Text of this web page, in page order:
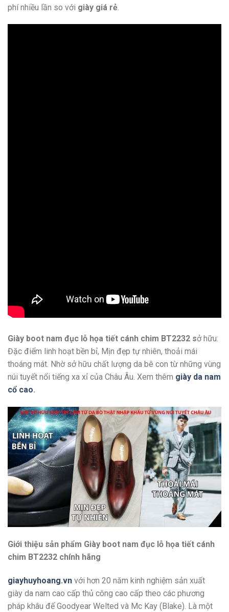
phí nhiều lần so với giày giá rẻ
Giày boot nam đục lỗ họa tiết cánh chim BT2232 sở hữu:
Đặc điểm linh hoạt bền bỉ, Mịn đẹp tự nhiên, thoải mái
thoáng mát. Nhờ sở hữu chất lượng da bê con từ những vùng
núi tuyết nổi tiếng xa xỉ của Châu Âu. Xem thêm giày da nam
cổ cao.
Giới thiệu sản phẩm Giày boot nam đục lỗ họa tiết cánh
chim BT2232 chính hãng
giayhuyhoang.vn với hơn 20 năm kinh nghiệm sản xuất
giày da nam cao cấp thủ công cao cấp theo các phương
pháp khâu đế Goodyear Welted và Mc Kay (Blake). Là một